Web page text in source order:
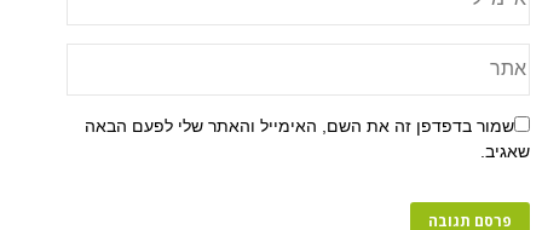
זה את השם, האימייל והאתר שלי לפעם הבאה